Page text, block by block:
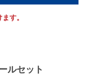
す。
ルセット